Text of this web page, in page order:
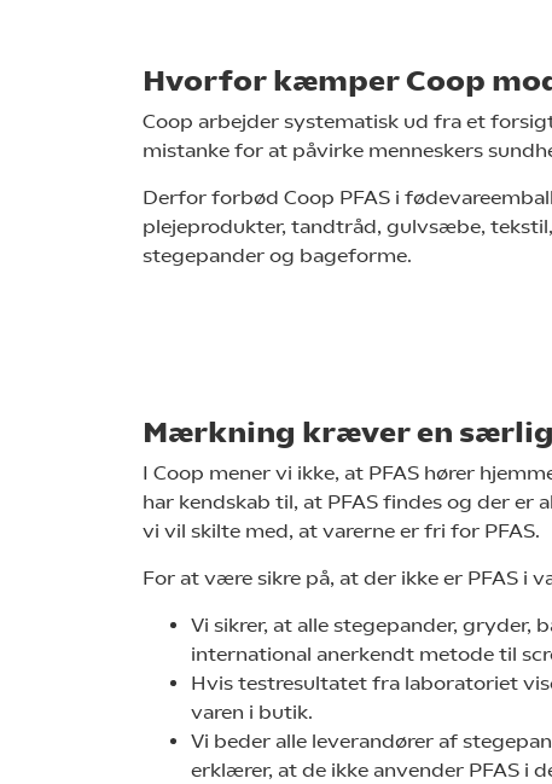
Hvorfor kæmper Coop
Coop arbejder systematisk ud fra et
mistanke for at påvirke menneskers
Derfor forbød Coop PFAS i
plejeprodukter, tandtråd, gulvsæbe,
stegepander og bageforme.
Mærkning kræver en
I Coop mener vi ikke, at PFAS hører
har kendskab til, at PFAS findes og der
vi vil skilte med, at varerne er fri for PFAS.
For at være sikre på, at der ikke er PFAS i
Vi sikrer, at alle stegepander,
international anerkendt metode til
Hvis testresultatet fra laboratoriet
varen i butik.
Vi beder alle leverandører af
erklærer, at de ikke anvender PFAS i